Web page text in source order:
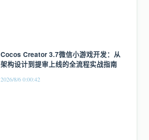
Cocos Creator 3.7微信小游戏开发：从
架构设计到提审上线的全流程实战指南
2026/8/6 0:00:42